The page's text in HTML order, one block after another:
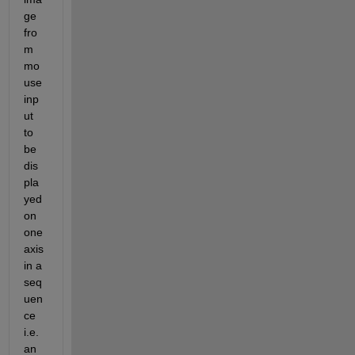
ge
fro
m
mo
use
inp
ut
to
be
dis
pla
yed
on
one
axis
in a
seq
uen
ce
i.e.
an